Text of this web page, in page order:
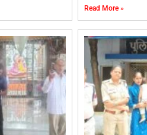
Read More »